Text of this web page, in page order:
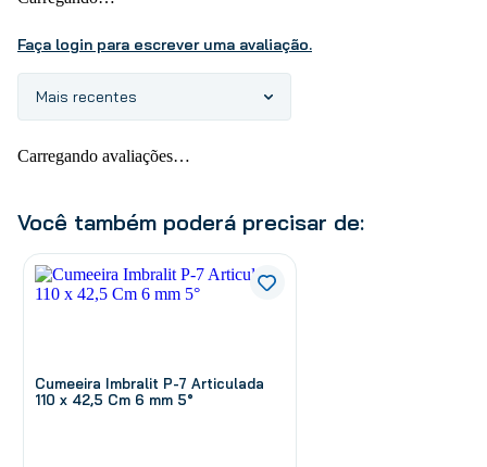
Faça login para escrever uma avaliação.
Mais recentes
Carregando avaliações…
Você também poderá precisar de:
Cumeeira Imbralit P-7 Articulada
110 x 42,5 Cm 6 mm 5°